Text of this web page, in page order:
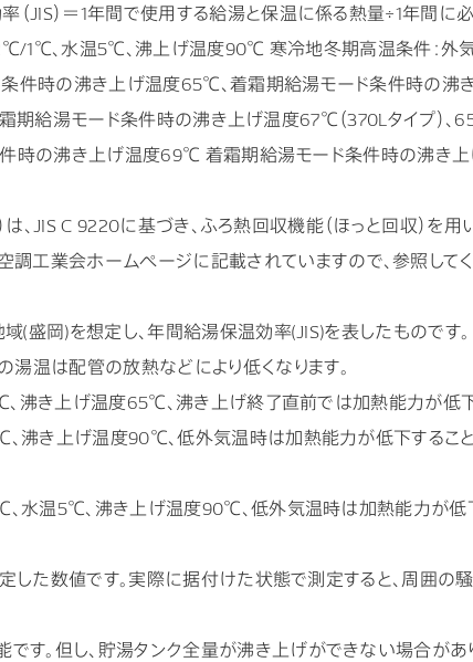
（JIS）＝1年間で使用する給湯と保温に係る熱量÷1年間
1℃、水温5℃、沸上げ温度90℃ 寒冷地冬期高温条件：外
件時の沸き上げ温度65℃、着霜期給湯モード条件時の
期給湯モード条件時の沸き上げ温度67℃（370Lタイプ）
件時の沸き上げ温度69℃ 着霜期給湯モード条件時の沸き
JIS C 9220に基づき、ふろ熱回収機能（ほっと回収）を用
業会ホームページに記載されていますので、参照してく
岡)を想定し、年間給湯保温効率(JIS)を表したものです。
温は配管の放熱などにより低くなります。
き上げ温度65℃、沸き上げ終了直前では加熱能力が低下
き上げ温度90℃、低外気温時は加熱能力が低下するこ
温5℃、沸き上げ温度90℃、低外気温時は加熱能力が低
た数値です。実際に据付けた状態で測定すると、周囲の
。但し、貯湯タンク全量が沸き上げができない場合が